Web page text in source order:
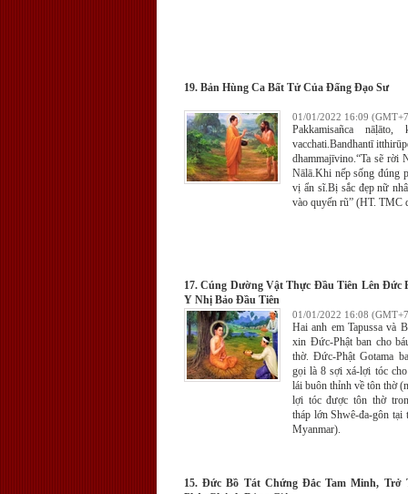
19. Bản Hùng Ca Bất Tử Của Đấng Đạo Sư
01/01/2022 16:09
Pakkamisañca nāḷāto,
vacchati.Bandhantī
dhammajīvino.“Ta sẽ rời
Nālā.Khi nếp sống đúng
vị ẩn sĩ.Bị sắc đẹp nữ
vào quyến rũ” (HT. TMC
17. Cúng Dường Vật Thực Đầu Tiên Lên Đức
Y Nhị Bảo Đầu Tiên
01/01/2022 16:08
Hai anh em Tapussa và
xin Đức-Phật ban cho
thờ. Đức-Phật Gotama
gọi là 8 sợi xá-lợi tóc
lái buôn thỉnh về tôn thờ
lợi tóc được tôn thờ
tháp lớn Shwê-đa-gôn tại
Myanmar).
15. Đức Bồ Tát Chứng Đắc Tam Minh, Trở